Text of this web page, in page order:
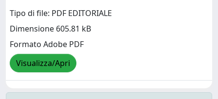
Tipo di file: PDF EDITORIALE
Dimensione 605.81 kB
Formato Adobe PDF
Visualizza/Apri